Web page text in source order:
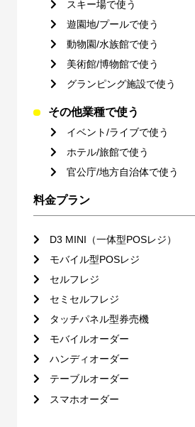
スキー場で使う
遊園地/プールで使う
動物園/水族館で使う
美術館/博物館で使う
グランピング施設で使う
その他業種で使う
イベント/ライブで使う
ホテル/旅館で使う
官公庁/地方自治体で使う
料金プラン
D3 MINI（一体型POSレジ）
モバイル型POSレジ
セルフレジ
セミセルフレジ
タッチパネル型券売機
モバイルオーダー
ハンディオーダー
テーブルオーダー
スマホオーダー